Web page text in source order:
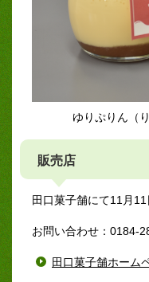
ゆりぷりん（
販売店
田口菓子舗にて11月
お問い合わせ：0184-
田口菓子舗ホーム